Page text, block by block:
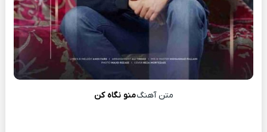
متن آهنگمنو نگاه کن